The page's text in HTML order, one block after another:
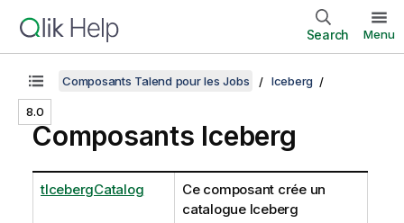
Search Menu
8.0
Composants Talend pour les Jobs Iceberg
Composants Iceberg
tIcebergCatalog
Ce composant crée un
catalogue Iceberg